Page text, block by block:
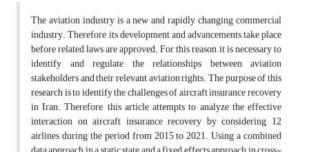
The aviation industry is a new and rapidly changing commercial
industry. Therefore, its development and advancements take place
before related laws are approved. For this reason, it is necessary to
identify and regulate the relationships between aviation
stakeholders and their relevant aviation rights. The purpose of this
research is to identify the challenges of aircraft insurance recovery
in Iran. Therefore, this article attempts to analyze the effective
interaction on aircraft insurance recovery by considering 12
airlines during the period from 2015 to 2021. Using a combined